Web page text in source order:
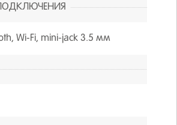
Wi‑Fi, mini-jack 3.5 мм